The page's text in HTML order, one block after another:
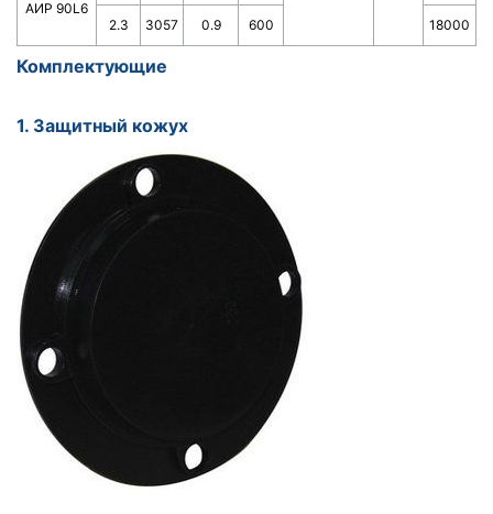
АИР 90L6
2.3 3057 0.9 600 18000
Комплектующие
1. Защитный кожух